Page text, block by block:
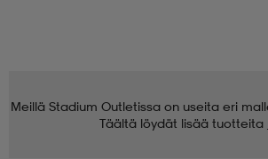
Meillä Stadium Outletissa on useita eri
Täältä löydät lisää tuotteita